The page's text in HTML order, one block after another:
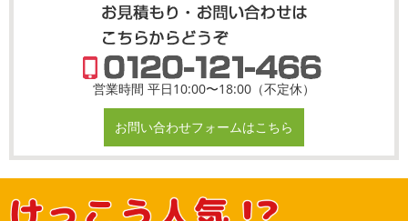
営業時間 平日10:00〜18:00（不定休）
お問い合わせフォームはこちら